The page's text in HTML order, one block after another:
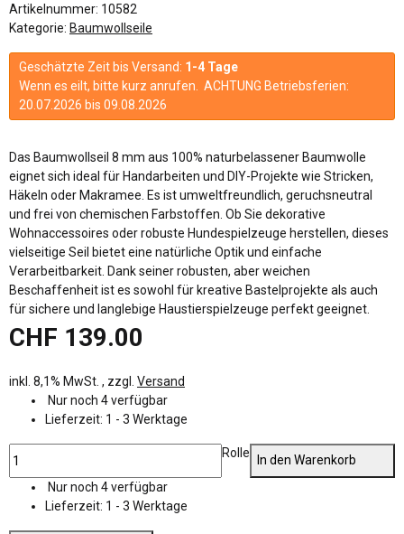
Artikelnummer: 10582
Kategorie: Baumwollseile
Geschätzte Zeit bis Versand: 1-4 Tage
Wenn es eilt, bitte kurz anrufen. ACHTUNG Betriebsferien:
20.07.2026 bis 09.08.2026
Das Baumwollseil 8 mm aus 100% naturbelassener Baumwolle
eignet sich ideal für Handarbeiten und DIY-Projekte wie Stricken,
Häkeln oder Makramee. Es ist umweltfreundlich, geruchsneutral
und frei von chemischen Farbstoffen. Ob Sie dekorative
Wohnaccessoires oder robuste Hundespielzeuge herstellen, dieses
vielseitige Seil bietet eine natürliche Optik und einfache
Verarbeitbarkeit. Dank seiner robusten, aber weichen
Beschaffenheit ist es sowohl für kreative Bastelprojekte als auch
für sichere und langlebige Haustierspielzeuge perfekt geeignet.
CHF 139.00
inkl. 8,1% MwSt. , zzgl. Versand
Nur noch 4 verfügbar
Lieferzeit: 1 - 3 Werktage
Rolle
In den Warenkorb
Nur noch 4 verfügbar
Lieferzeit: 1 - 3 Werktage